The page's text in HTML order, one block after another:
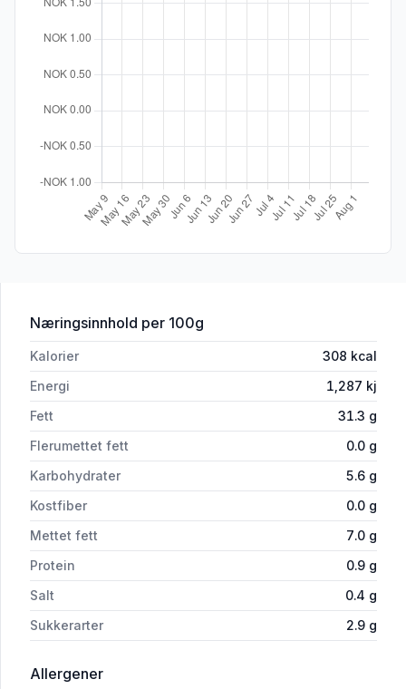
Næringsinnhold for 'Waldorfsalat 200g Meny'
per 100g
Kalorier 308 kcal
Energi
1,287 kj
Fett
31.3 g
Flerumettet fett
0.0 g
Karbohydrater
5.6 g
Kostfiber
0.0 g
Mettet fett
7.0 g
Protein
0.9 g
Salt
0.4 g
Sukkerarter
2.9 g
Allergeneri 'Waldorfsalat 200g Meny'